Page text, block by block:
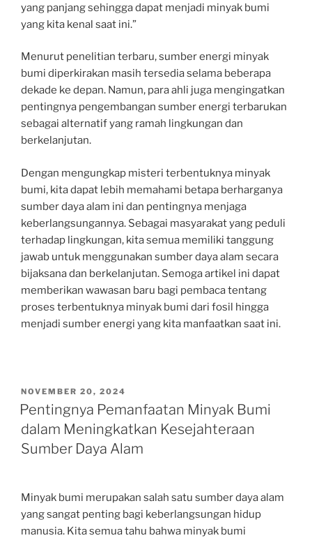
yang panjang sehingga dapat menjadi minyak bumi
yang kita kenal saat ini.”
Menurut penelitian terbaru, sumber energi minyak
bumi diperkirakan masih tersedia selama beberapa
dekade ke depan. Namun, para ahli juga mengingatkan
pentingnya pengembangan sumber energi terbarukan
sebagai alternatif yang ramah lingkungan dan
berkelanjutan.
Dengan mengungkap misteri terbentuknya minyak
bumi, kita dapat lebih memahami betapa berharganya
sumber daya alam ini dan pentingnya menjaga
keberlangsungannya. Sebagai masyarakat yang peduli
terhadap lingkungan, kita semua memiliki tanggung
jawab untuk menggunakan sumber daya alam secara
bijaksana dan berkelanjutan. Semoga artikel ini dapat
memberikan wawasan baru bagi pembaca tentang
proses terbentuknya minyak bumi dari fosil hingga
menjadi sumber energi yang kita manfaatkan saat ini.
POSTED
ON
NOVEMBER 20, 2024
Pentingnya Pemanfaatan Minyak Bumi
dalam Meningkatkan Kesejahteraan
Sumber Daya Alam
Minyak bumi merupakan salah satu sumber daya alam
yang sangat penting bagi keberlangsungan hidup
manusia. Kita semua tahu bahwa minyak bumi